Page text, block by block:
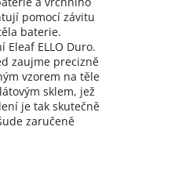
pomocí závitu
baterie.
ELLO Duro.
zaujme precizně
vzorem na těle
sklem, jež
je tak skutečně
zaručeně